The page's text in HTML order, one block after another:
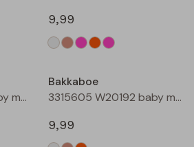
9,99
3315602 W20172 baby meisjes T-shirt lm Rose
Bakkaboe
3315605 W20192 baby meisjes T-shirt lm Cream
9,99